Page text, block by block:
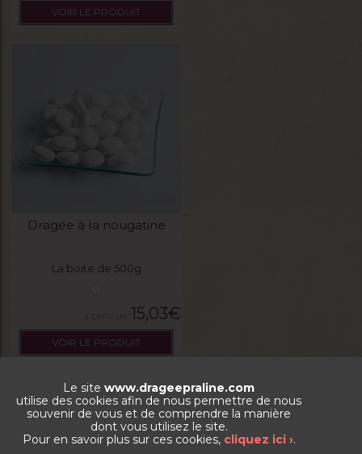
VOIR LE PRODUIT
Dragée à la nougatine
La boite de 500g
15,03€
VOIR LE PRODUIT
Le site www.drageepraline.com
utilise des cookies afin de nous permettre de nous
souvenir de vous et de comprendre la manière
dont vous utilisez le site.
Pour en savoir plus sur ces cookies, cliquez ici ›.